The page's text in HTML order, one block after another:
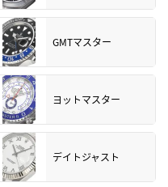
GMTマスター
ヨットマスター
デイトジャスト